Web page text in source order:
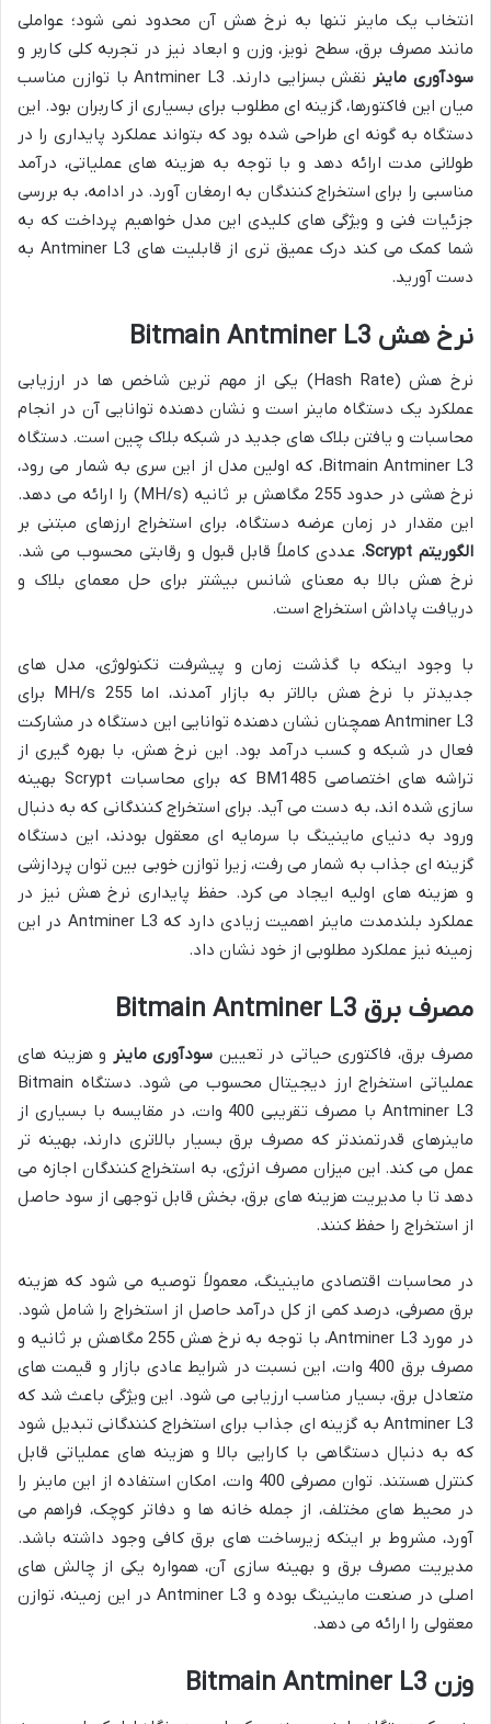
انتخاب یک ماینر تنها به نرخ هش آن محدود نمی شود؛ عواملی
مانند مصرف برق، سطح نویز، وزن و ابعاد نیز در تجربه کلی کاربر و
سودآوری ماینر
نقش بسزایی دارند. Antminer L3 با توازن مناسب
میان این فاکتورها، گزینه ای مطلوب برای بسیاری از کاربران بود. این
دستگاه به گونه ای طراحی شده بود که بتواند عملکرد پایداری را در
طولانی مدت ارائه دهد و با توجه به هزینه های عملیاتی، درآمد
مناسبی را برای استخراج کنندگان به ارمغان آورد. در ادامه، به بررسی
جزئیات فنی و ویژگی های کلیدی این مدل خواهیم پرداخت که به
شما کمک می کند درک عمیق تری از قابلیت های Antminer L3 به
دست آورید.
نرخ هش Bitmain Antminer L3
نرخ هش (Hash Rate) یکی از مهم ترین شاخص ها در ارزیابی
عملکرد یک دستگاه ماینر است و نشان دهنده توانایی آن در انجام
محاسبات و یافتن بلاک های جدید در شبکه بلاک چین است. دستگاه
Bitmain Antminer L3، که اولین مدل از این سری به شمار می رود،
نرخ هشی در حدود 255 مگاهش بر ثانیه (MH/s) را ارائه می دهد.
این مقدار در زمان عرضه دستگاه، برای استخراج ارزهای مبتنی بر
الگوریتم Scrypt
، عددی کاملاً قابل قبول و رقابتی محسوب می شد.
نرخ هش بالا به معنای شانس بیشتر برای حل معمای بلاک و
دریافت پاداش استخراج است.
با وجود اینکه با گذشت زمان و پیشرفت تکنولوژی، مدل های
جدیدتر با نرخ هش بالاتر به بازار آمدند، اما 255 MH/s برای
Antminer L3 همچنان نشان دهنده توانایی این دستگاه در مشارکت
فعال در شبکه و کسب درآمد بود. این نرخ هش، با بهره گیری از
تراشه های اختصاصی BM1485 که برای محاسبات Scrypt بهینه
سازی شده اند، به دست می آید. برای استخراج کنندگانی که به دنبال
ورود به دنیای ماینینگ با سرمایه ای معقول بودند، این دستگاه
گزینه ای جذاب به شمار می رفت، زیرا توازن خوبی بین توان پردازشی
و هزینه های اولیه ایجاد می کرد. حفظ پایداری نرخ هش نیز در
عملکرد بلندمدت ماینر اهمیت زیادی دارد که Antminer L3 در این
زمینه نیز عملکرد مطلوبی از خود نشان داد.
مصرف برق Bitmain Antminer L3
مصرف برق، فاکتوری حیاتی در تعیین سودآوری ماینر و هزینه های
عملیاتی استخراج ارز دیجیتال محسوب می شود. دستگاه Bitmain
Antminer L3 با مصرف تقریبی 400 وات، در مقایسه با بسیاری از
ماینرهای قدرتمندتر که مصرف برق بسیار بالاتری دارند، بهینه تر
عمل می کند. این میزان مصرف انرژی، به استخراج کنندگان اجازه می
دهد تا با مدیریت هزینه های برق، بخش قابل توجهی از سود حاصل
از استخراج را حفظ کنند.
در محاسبات اقتصادی ماینینگ، معمولاً توصیه می شود که هزینه
برق مصرفی، درصد کمی از کل درآمد حاصل از استخراج را شامل شود.
در مورد Antminer L3، با توجه به نرخ هش 255 مگاهش بر ثانیه و
مصرف برق 400 وات، این نسبت در شرایط عادی بازار و قیمت های
متعادل برق، بسیار مناسب ارزیابی می شود. این ویژگی باعث شد که
Antminer L3 به گزینه ای جذاب برای استخراج کنندگانی تبدیل شود
که به دنبال دستگاهی با کارایی بالا و هزینه های عملیاتی قابل
کنترل هستند. توان مصرفی 400 وات، امکان استفاده از این ماینر را
در محیط های مختلف، از جمله خانه ها و دفاتر کوچک، فراهم می
آورد، مشروط بر اینکه زیرساخت های برق کافی وجود داشته باشد.
مدیریت مصرف برق و بهینه سازی آن، همواره یکی از چالش های
اصلی در صنعت ماینینگ بوده و Antminer L3 در این زمینه، توازن
معقولی را ارائه می دهد.
وزن Bitmain Antminer L3